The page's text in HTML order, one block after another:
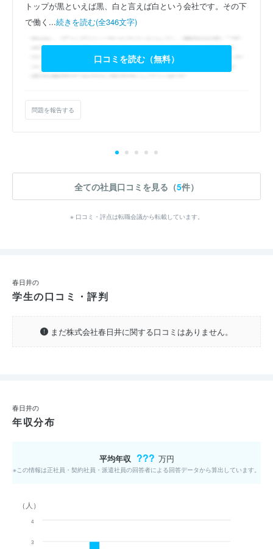
トップが黒といえば黒、白と言えば白という会社です。その下
で働く...続きを読む(全346文字)
口コミを読む（無料）
問題を報告する
全ての社員口コミを見る（5件）
※ 口コミ・評点は転職会議から転載しています。
春日井の
学生の口コミ・評判
まだ株式会社春日井に関する口コミはありません。
春日井の
年収分布
平均年収 ??? 万円
※この情報は正社員・契約社員・派遣社員の回答者による回答データから算出しています。
（人）
3
4